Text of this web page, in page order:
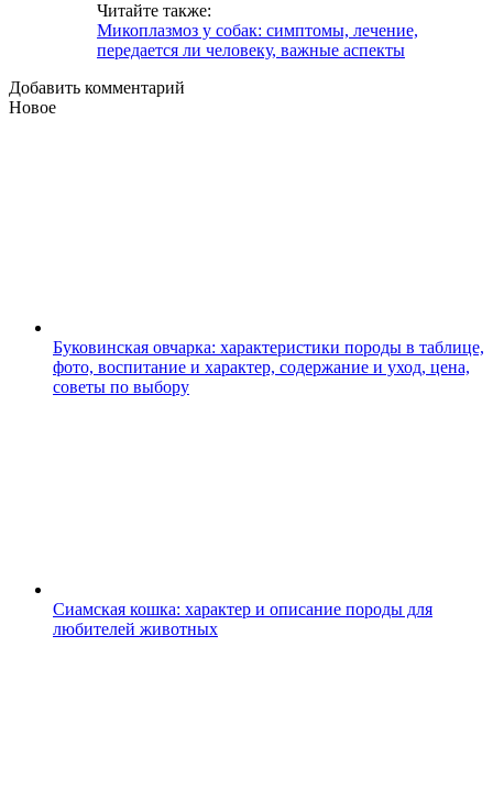
Читайте также:
Микоплазмоз у собак: симптомы, лечение,
передается ли человеку, важные аспекты
Добавить комментарий
Новое
Буковинская овчарка: характеристики породы в таблице,
фото, воспитание и характер, содержание и уход, цена,
советы по выбору
Сиамская кошка: характер и описание породы для
любителей животных